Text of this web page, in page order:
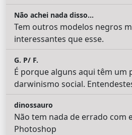
Não achei nada disso...
Tem outros modelos negros
interessantes que esse.
G. P/ F.
É porque alguns aqui têm um
darwinismo social.
dinossauro
Não tem nada de errado com
Photoshop